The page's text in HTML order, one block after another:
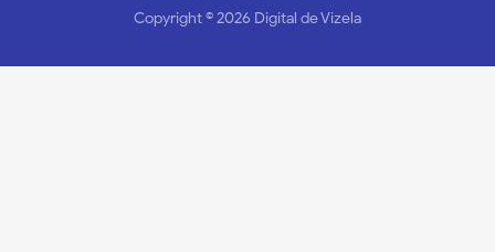
Copyright ©2026 Digital de Vizela